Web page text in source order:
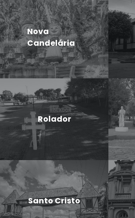
Nova
Candelária
Rolador
Santo Cristo